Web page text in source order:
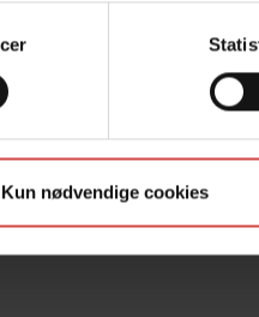
Kun nødvendige cookies